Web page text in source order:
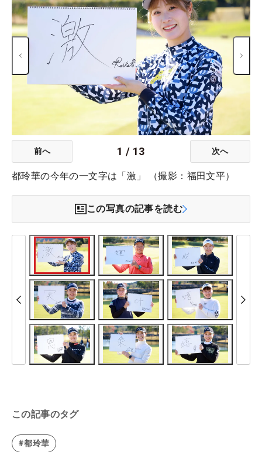
前へ 1 / 13 次へ
都玲華の今年の一文字は「激」 （撮影：福田文平）
この写真の記事を読む
この記事のタグ
#都玲華